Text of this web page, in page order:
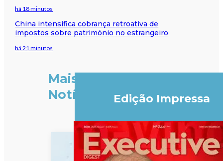
há 18 minutos
China intensifica cobrança retroativa de
impostos sobre património no estrangeiro
há 21 minutos
Mais
Notícias
Edição Impressa